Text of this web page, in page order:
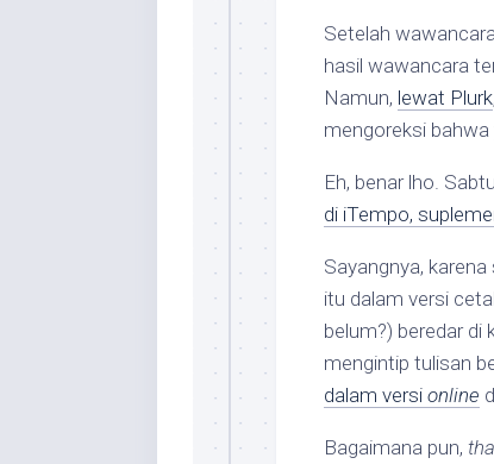
Setelah
hasil wawancara
Namun, lewat Plurk
mengoreksi bahwa
Eh, benar lho.
di iTempo,
Sayangnya,
itu dalam versi
belum?) beredar di
mengintip tulisan
dalam versi online
Bagaimana pun,